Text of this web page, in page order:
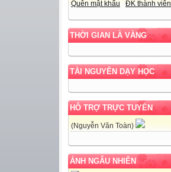
Quên mật khẩu ĐK thành viên
THỜI GIAN LÀ VÀNG
TÀI NGUYÊN DẠY HỌC
HỖ TRỢ TRỰC TUYẾN
(Nguyễn Văn Toàn)
ẢNH NGẪU NHIÊN